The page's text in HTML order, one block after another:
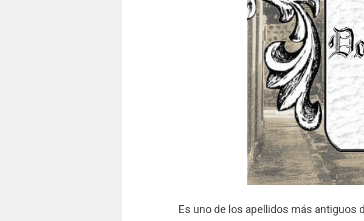
Es uno de los apellidos más antiguos